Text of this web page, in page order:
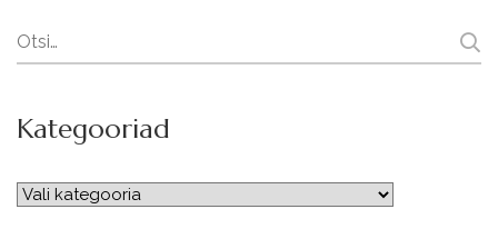
Search
Kategooriad